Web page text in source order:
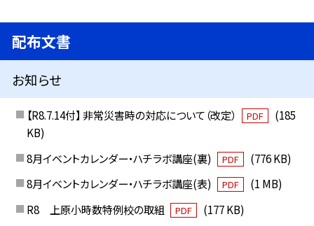
配布文書
お知らせ
【R8.7.14付】 非常災害時の対応について（改定） PDF
(185
KB)
8月イベントカレンダー・ハチラボ講座(裏)
PDF
(776 KB)
8月イベントカレンダー・ハチラボ講座(表)
PDF
(1 MB)
R8 上原小時数特例校の取組
PDF
(177 KB)